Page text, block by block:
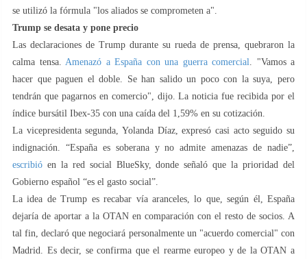
se utilizó la fórmula "los aliados se comprometen a".
Trump se desata y pone precio
Las declaraciones de Trump durante su rueda de prensa, quebraron la
calma tensa. Amenazó a España con una guerra comercial
. "Vamos a
hacer que paguen el doble. Se han salido un poco con la suya, pero
tendrán que pagarnos en comercio", dijo. La noticia fue recibida por el
índice bursátil Ibex-35 con una caída del 1,59% en su cotización.
La vicepresidenta segunda, Yolanda Díaz, expresó casi acto seguido su
indignación. “España es soberana y no admite amenazas de nadie”,
escribió en la red social BlueSky, donde señaló que la prioridad del
Gobierno español “es el gasto social”.
La idea de Trump es recabar vía aranceles, lo que, según él, España
dejaría de aportar a la OTAN en comparación con el resto de socios. A
tal fin, declaró que negociará personalmente un "acuerdo comercial" con
Madrid. Es decir, se confirma que el rearme europeo y de la OTAN a